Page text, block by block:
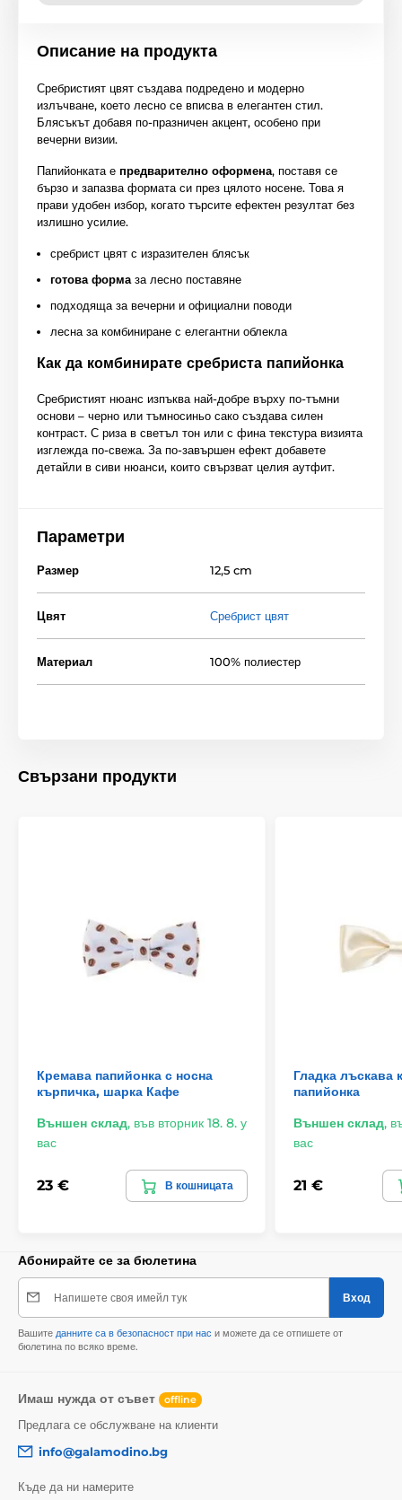
Описание на продукта
Сребристият цвят създава подредено и модерно
излъчване, което лесно се вписва в елегантен стил.
Блясъкът добавя по-празничен акцент, особено при
вечерни визии.
Папийонката е предварително оформена, поставя се
бързо и запазва формата си през цялото носене. Това я
прави удобен избор, когато търсите ефектен резултат без
излишно усилие.
сребрист цвят с изразителен блясък
готова форма за лесно поставяне
подходяща за вечерни и официални поводи
лесна за комбиниране с елегантни облекла
Как да комбинирате сребриста папийонка
Сребристият нюанс изпъква най-добре върху по-тъмни
основи – черно или тъмносиньо сако създава силен
контраст. С риза в светъл тон или с фина текстура визията
изглежда по-свежа. За по-завършен ефект добавете
детайли в сиви нюанси, които свързват целия аутфит.
Параметри
Размер 12,5 cm
Цвят Сребрист цвят
Материал 100% полиестер
Свързани продукти
Кремава папийонка с носна
кърпичка, шарка Кафе
Външен склад, във вторник 18. 8. у
вас
23 € В кошницата
Гладка лъскава
папийонка
Външен склад,
вас
21 €
Абонирайте се за бюлетина
Напишете своя имейл тук Вход
Вашите данните са в безопасност при нас и можете да се отпишете от
бюлетина по всяко време.
Имаш нужда от съвет offline
Предлага се обслужване на клиенти
info@galamodino.bg
Къде да ни намерите